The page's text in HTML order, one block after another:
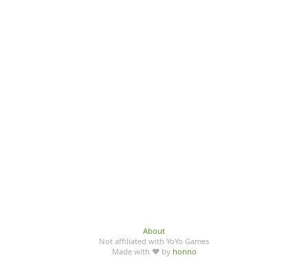
About
Not affiliated with YoYo Games
Made with ♥ by honno